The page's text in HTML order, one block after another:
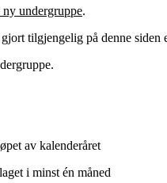
ny undergruppe.
tilgjengelig på denne siden
av kalenderåret
i minst én måned